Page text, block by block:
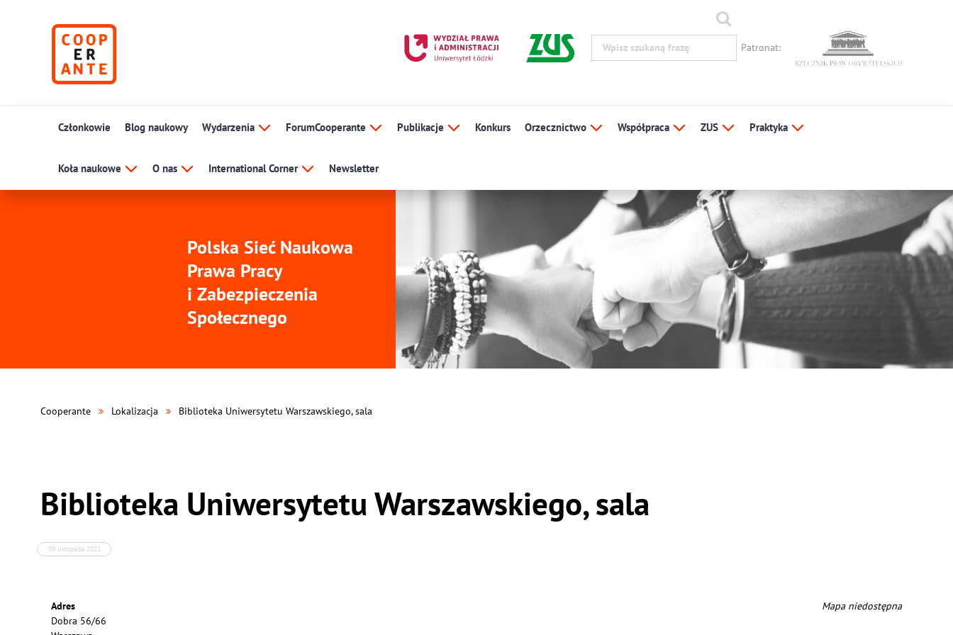
Patronat:
Członkowie Blog naukowy Wydarzenia ForumCooperante Publikacje Konkurs Orzecznictwo Współpraca ZUS Praktyka
Koła naukowe O nas International Corner Newsletter
Polska Sieć Naukowa
Prawa Pracy
i Zabezpieczenia
Społecznego
Cooperante Lokalizacja Biblioteka Uniwersytetu Warszawskiego, sala
Biblioteka Uniwersytetu Warszawskiego, sala
09 listopada 2022
Mapa niedostępna
Adres
Dobra 56/66